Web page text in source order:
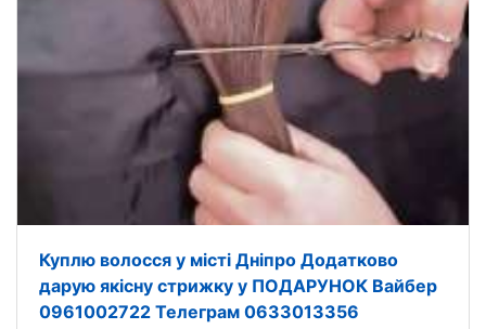
Куплю волосся у місті Дніпро Додатково
дарую якісну стрижку у ПОДАРУНОК Вайбер
0961002722 Телеграм 0633013356